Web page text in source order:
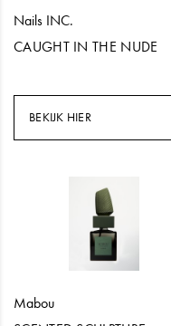
Nails INC.
CAUGHT IN THE NUDE
BEKIJK HIER
Mabou